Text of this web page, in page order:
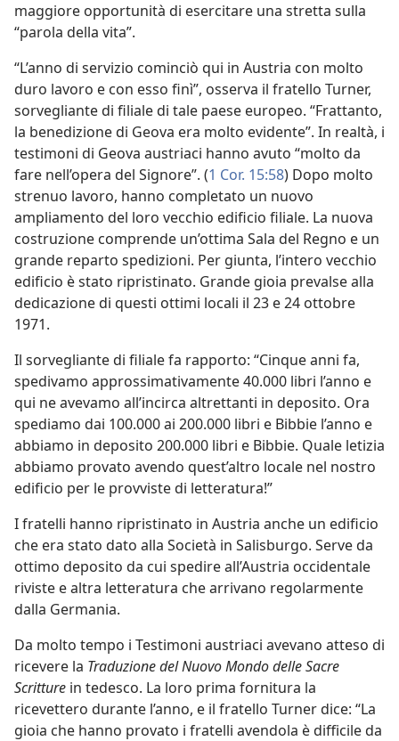
maggiore opportunità di esercitare una stretta sulla
“parola della vita”.
“L’anno di servizio cominciò qui in Austria con molto
duro lavoro e con esso finì”, osserva il fratello Turner,
sorvegliante di filiale di tale paese europeo. “Frattanto,
la benedizione di Geova era molto evidente”. In realtà, i
testimoni di Geova austriaci hanno avuto “molto da
fare nell’opera del Signore”. (1 Cor. 15:58) Dopo molto
strenuo lavoro, hanno completato un nuovo
ampliamento del loro vecchio edificio filiale. La nuova
costruzione comprende un’ottima Sala del Regno e un
grande reparto spedizioni. Per giunta, l’intero vecchio
edificio è stato ripristinato. Grande gioia prevalse alla
dedicazione di questi ottimi locali il 23 e 24 ottobre
1971.
Il sorvegliante di filiale fa rapporto: “Cinque anni fa,
spedivamo approssimativamente 40.000 libri l’anno e
qui ne avevamo all’incirca altrettanti in deposito. Ora
spediamo dai 100.000 ai 200.000 libri e Bibbie l’anno e
abbiamo in deposito 200.000 libri e Bibbie. Quale letizia
abbiamo provato avendo quest’altro locale nel nostro
edificio per le provviste di letteratura!”
I fratelli hanno ripristinato in Austria anche un edificio
che era stato dato alla Società in Salisburgo. Serve da
ottimo deposito da cui spedire all’Austria occidentale
riviste e altra letteratura che arrivano regolarmente
dalla Germania.
Da molto tempo i Testimoni austriaci avevano atteso di
ricevere la Traduzione del Nuovo Mondo delle Sacre
Scritture in tedesco. La loro prima fornitura la
ricevettero durante l’anno, e il fratello Turner dice: “La
gioia che hanno provato i fratelli avendola è difficile da